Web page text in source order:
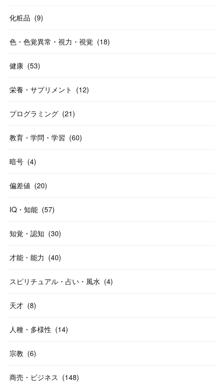
化粧品 (9)
色・色覚異常・視力・視覚 (18)
健康 (53)
栄養・サプリメント (12)
プログラミング (21)
教育・学問・学習 (60)
暗号 (4)
偏差値 (20)
IQ・知能 (57)
知覚・認知 (30)
才能・能力 (40)
スピリチュアル・占い・風水 (4)
天才 (8)
人種・多様性 (14)
宗教 (6)
商売・ビジネス (148)